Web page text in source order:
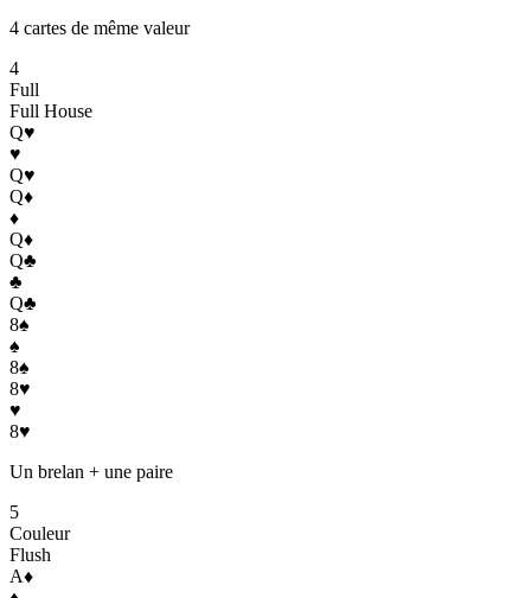
4 cartes de même valeur
4
Full
Full House
Q♥
♥
Q♥
Q♦
♦
Q♦
Q♣
♣
Q♣
8♠
♠
8♠
8♥
♥
8♥
Un brelan + une paire
5
Couleur
Flush
A♦